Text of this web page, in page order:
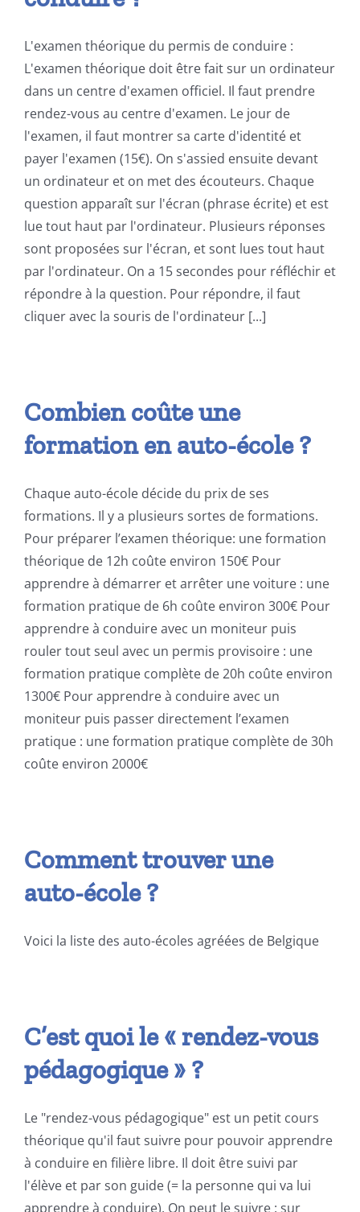
L'examen théorique du permis de conduire :
L'examen théorique doit être fait sur un ordinateur
dans un centre d'examen officiel. Il faut prendre
rendez-vous au centre d'examen. Le jour de
l'examen, il faut montrer sa carte d'identité et
payer l'examen (15€). On s'assied ensuite devant
un ordinateur et on met des écouteurs. Chaque
question apparaît sur l'écran (phrase écrite) et est
lue tout haut par l'ordinateur. Plusieurs réponses
sont proposées sur l'écran, et sont lues tout haut
par l'ordinateur. On a 15 secondes pour réfléchir et
répondre à la question. Pour répondre, il faut
cliquer avec la souris de l'ordinateur [...]
Combien coûte une
formation en auto-école ?
Chaque auto-école décide du prix de ses
formations. Il y a plusieurs sortes de formations.
Pour préparer l’examen théorique: une formation
théorique de 12h coûte environ 150€ Pour
apprendre à démarrer et arrêter une voiture : une
formation pratique de 6h coûte environ 300€ Pour
apprendre à conduire avec un moniteur puis
rouler tout seul avec un permis provisoire : une
formation pratique complète de 20h coûte environ
1300€ Pour apprendre à conduire avec un
moniteur puis passer directement l’examen
pratique : une formation pratique complète de 30h
coûte environ 2000€
Comment trouver une
auto-école ?
Voici la liste des auto-écoles agréées de Belgique
C’est quoi le « rendez-vous
pédagogique » ?
Le "rendez-vous pédagogique" est un petit cours
théorique qu'il faut suivre pour pouvoir apprendre
à conduire en filière libre. Il doit être suivi par
l'élève et par son guide (= la personne qui va lui
apprendre à conduire). On peut le suivre : sur